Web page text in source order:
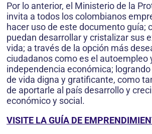
Por lo anterior, el Ministerio de la
invita a todos los colombianos
hacer uso de este documento guía;
puedan desarrollar y cristalizar sus
vida; a través de la opción más
ciudadanos como es el autoempleo
independencia económica;
de vida digna y gratificante, como
de aportarle al país desarrollo y
económico y social.
VISITE LA GUÍA DE